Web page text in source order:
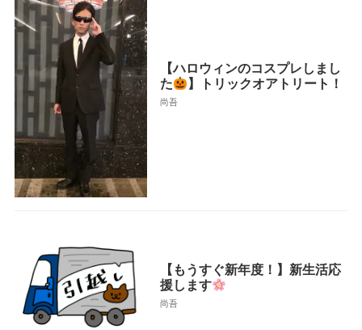
【ハロウィンのコスプレしまし
た
】トリックオアトリート！
尚吾
【もうすぐ新年度！】新生活応
援します
尚吾